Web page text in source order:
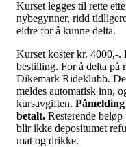
Kurset legges til rette
nybegynner, ridd
eldre for å kunne delta.
Kurset koster kr. 4000,-.
bestilling. For å delta på
Dikemark Rideklubb.
meldes automatisk inn,
kursavgiften.
betalt. Resterende
blir ikke depositumet
mat og drikke.